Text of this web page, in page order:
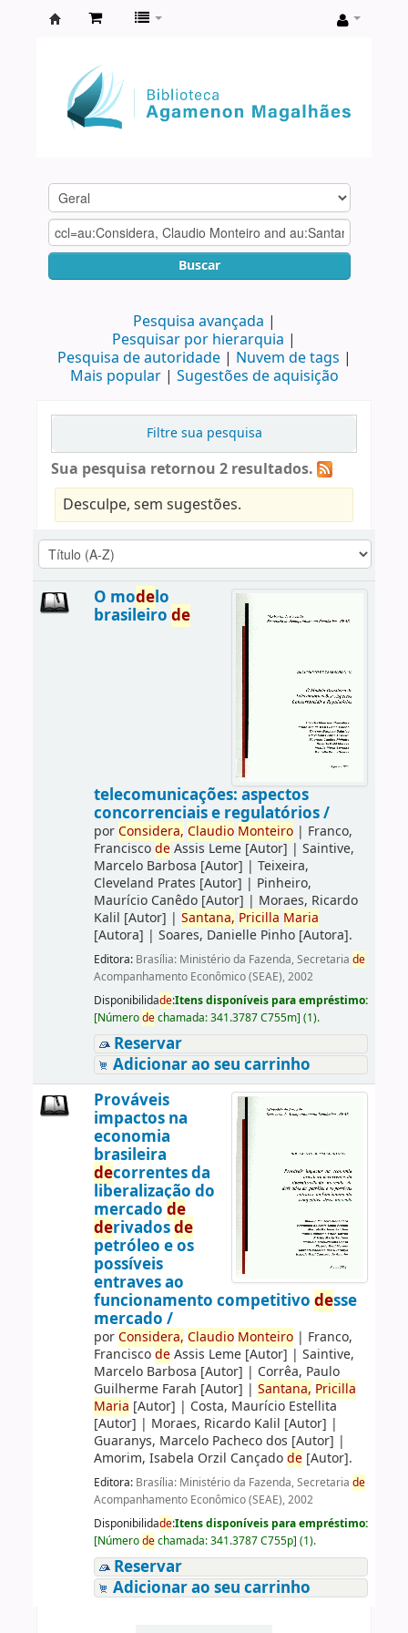
Agamenon
Magalhães
Buscar
Pesquisa avançada
Pesquisar por hierarquia
Pesquisa de autoridade
Nuvem de tags
Mais popular
Sugestões de aquisição
Filtre sua pesquisa
Sua pesquisa retornou 2 resultados.
Desculpe, sem sugestões.
O modelo
brasileiro de
telecomunicações: aspectos
concorrenciais e regulatórios /
porConsidera, Claudio Monteiro| Franco,
FranciscodeAssis Leme[Autor] | Saintive,
Marcelo Barbosa [Autor] | Teixeira,
Cleveland Prates [Autor] | Pinheiro,
Maurício Canêdo[Autor] | Moraes, Ricardo
Kalil [Autor] | Santana, Pricilla Maria
[Autora] | Soares, Danielle Pinho[Autora].
Editora: Brasília: Ministério da Fazenda, Secretaria de
Acompanhamento Econômico (SEAE), 2002
Disponibilidade:Itens disponíveis para empréstimo:
[Númerodechamada:341.3787 C755m] (1).
Reservar
Adicionar ao seu carrinho
Prováveis
impactos na
economia
brasileira
decorrentes da
liberalização do
mercado de
derivadosde
petróleo e os
possíveis
entraves ao
funcionamento competitivo desse
mercado /
porConsidera, Claudio Monteiro| Franco,
FranciscodeAssis Leme[Autor] | Saintive,
Marcelo Barbosa [Autor] | Corrêa, Paulo
Guilherme Farah [Autor] | Santana, Pricilla
Maria [Autor] | Costa, Maurício Estellita
[Autor] | Moraes, Ricardo Kalil [Autor] |
Guaranys, Marcelo Pacheco dos [Autor] |
Amorim, Isabela Orzil Cançadode[Autor].
Editora: Brasília: Ministério da Fazenda, Secretaria de
Acompanhamento Econômico (SEAE), 2002
Disponibilidade:Itens disponíveis para empréstimo:
[Númerodechamada:341.3787 C755p] (1).
Reservar
Adicionar ao seu carrinho